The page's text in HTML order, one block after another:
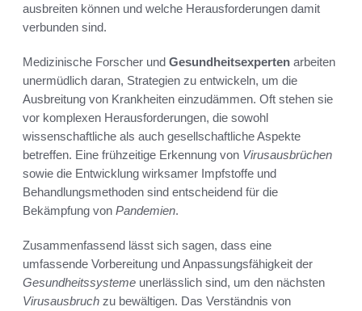
ausbreiten können und welche Herausforderungen damit
verbunden sind.
Medizinische Forscher und Gesundheitsexperten arbeiten
unermüdlich daran, Strategien zu entwickeln, um die
Ausbreitung von Krankheiten einzudämmen. Oft stehen sie
vor komplexen Herausforderungen, die sowohl
wissenschaftliche als auch gesellschaftliche Aspekte
betreffen. Eine frühzeitige Erkennung von Virusausbrüchen
sowie die Entwicklung wirksamer Impfstoffe und
Behandlungsmethoden sind entscheidend für die
Bekämpfung von Pandemien.
Zusammenfassend lässt sich sagen, dass eine
umfassende Vorbereitung und Anpassungsfähigkeit der
Gesundheitssysteme unerlässlich sind, um den nächsten
Virusausbruch zu bewältigen. Das Verständnis von